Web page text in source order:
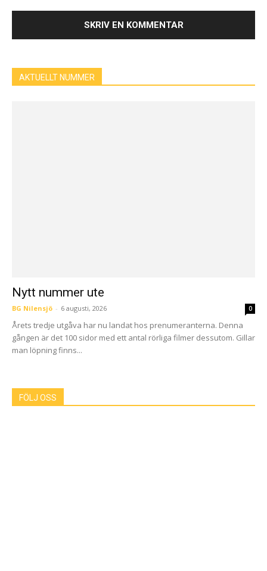
AKTUELLT NUMMER
Nytt nummer ute
BG Nilensjö - 6 augusti, 2026 0
Årets tredje utgåva har nu landat hos prenumeranterna. Denna
gången är det 100 sidor med ett antal rörliga filmer dessutom. Gillar
man löpning finns...
FÖLJ OSS